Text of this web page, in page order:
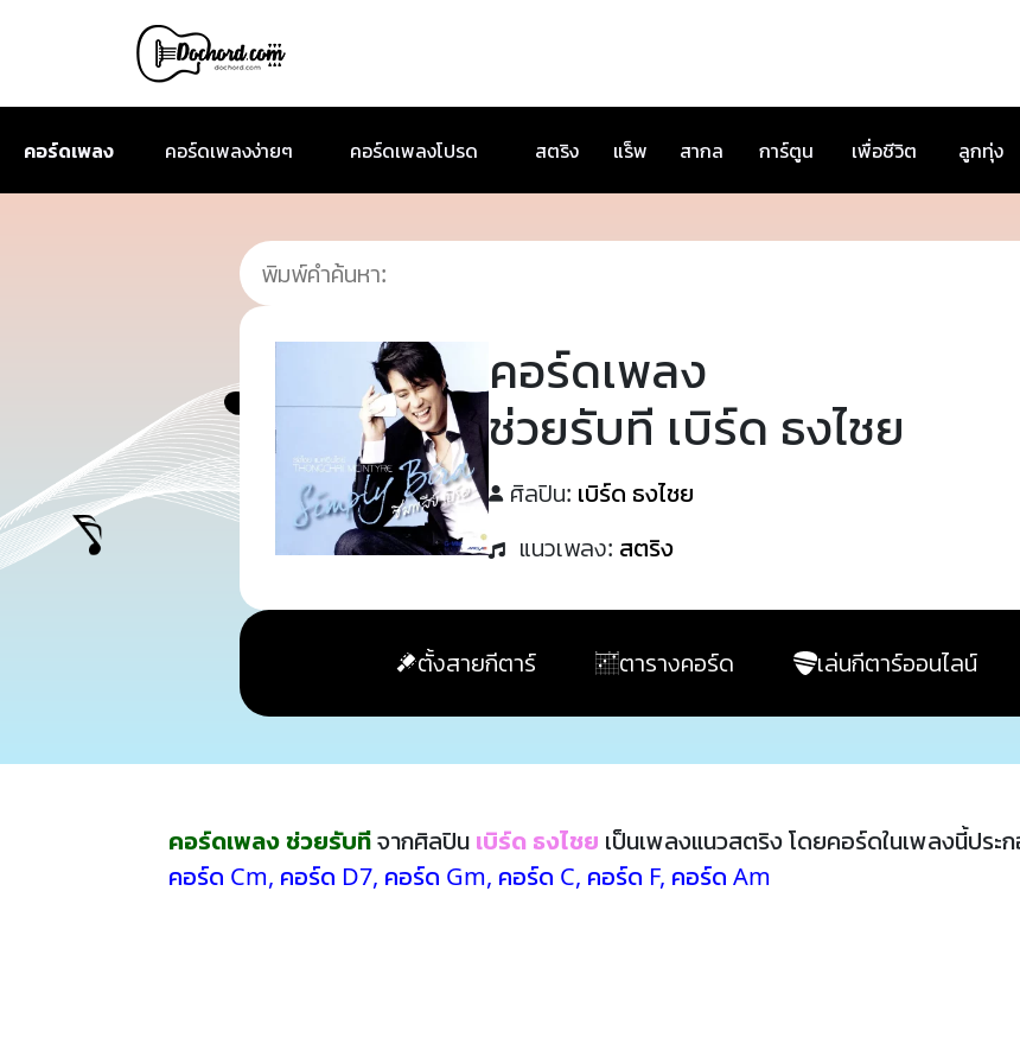
คอร์ดเพลง คอร์ดเพลงง่ายๆ คอร์ดเพลงโปรด สตริง แร็พ สากล การ์ตูน เพื่อชีวิต ลูกทุ่ง
คอร์ดเพลง
ช่วยรับที เบิร์ด ธงไชย
ศิลปิน: เบิร์ด ธงไชย
แนวเพลง: สตริง
ตั้งสายกีตาร์ ตารางคอร์ด เล่นกีตาร์ออนไลน์
คอร์ดเพลง ช่วยรับทีจากศิลปิน เบิร์ด ธงไชย เป็นเพลงแนวสตริง โดยคอร์ดในเพลงนี้ประ
คอร์ด Cm, คอร์ด D7, คอร์ด Gm, คอร์ด C, คอร์ด F, คอร์ด Am